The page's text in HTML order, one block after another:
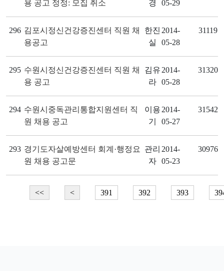
용 공고 정정: 모집 취소
경
05-29
296 김포시정신건강증진센터 직원 채
용공고
한진
실
2014-
05-28
31119
295 수원시정신건강증진센터 직원 채
용 공고
김유
라
2014-
05-28
31320
294 수원시중독관리통합지원센터 직
원 채용 공고
이용
기
2014-
05-27
31542
293 경기도자살예방센터 회계·행정요
원 채용 공고문
관리
자
2014-
05-23
30976
<< < 391 392 393